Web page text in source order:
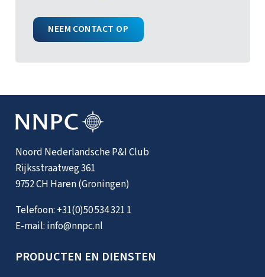
NEEM CONTACT OP
Noord Nederlandsche P&I Club
Rijksstraatweg 361
9752 CH Haren (Groningen)
Telefoon: +31(0)50 534 321 1
E-mail: info@nnpc.nl
PRODUCTEN EN DIENSTEN